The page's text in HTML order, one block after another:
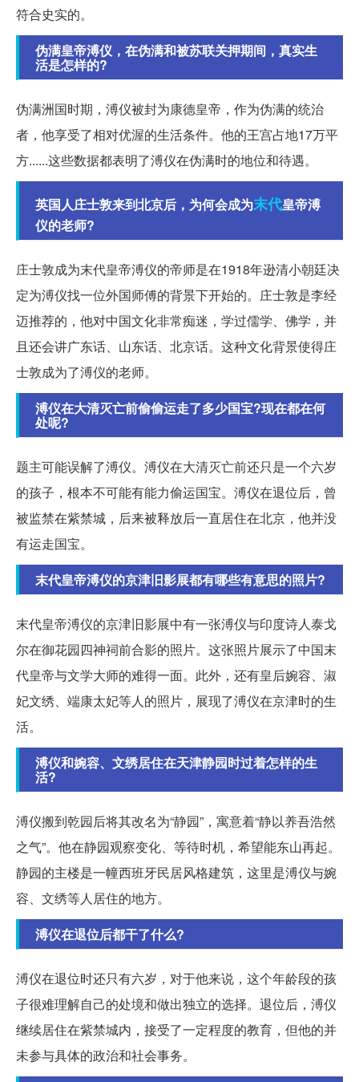
符合史实的。
伪满皇帝溥仪，在伪满和被苏联关押期间，真实生
活是怎样的?
伪满洲国时期，溥仪被封为康德皇帝，作为伪满的统治
者，他享受了相对优渥的生活条件。他的王宫占地17万平
方......这些数据都表明了溥仪在伪满时的地位和待遇。
英国人庄士敦来到北京后，为何会成为末代皇帝溥
仪的老师?
庄士敦成为末代皇帝溥仪的帝师是在1918年逊清小朝廷决
定为溥仪找一位外国师傅的背景下开始的。庄士敦是李经
迈推荐的，他对中国文化非常痴迷，学过儒学、佛学，并
且还会讲广东话、山东话、北京话。这种文化背景使得庄
士敦成为了溥仪的老师。
溥仪在大清灭亡前偷偷运走了多少国宝?现在都在何
处呢?
题主可能误解了溥仪。溥仪在大清灭亡前还只是一个六岁
的孩子，根本不可能有能力偷运国宝。溥仪在退位后，曾
被监禁在紫禁城，后来被释放后一直居住在北京，他并没
有运走国宝。
末代皇帝溥仪的京津旧影展都有哪些有意思的照片?
末代皇帝溥仪的京津旧影展中有一张溥仪与印度诗人泰戈
尔在御花园四神祠前合影的照片。这张照片展示了中国末
代皇帝与文学大师的难得一面。此外，还有皇后婉容、淑
妃文绣、端康太妃等人的照片，展现了溥仪在京津时的生
活。
溥仪和婉容、文绣居住在天津静园时过着怎样的生
活?
溥仪搬到乾园后将其改名为“静园”，寓意着“静以养吾浩然
之气”。他在静园观察变化、等待时机，希望能东山再起。
静园的主楼是一幢西班牙民居风格建筑，这里是溥仪与婉
容、文绣等人居住的地方。
溥仪在退位后都干了什么?
溥仪在退位时还只有六岁，对于他来说，这个年龄段的孩
子很难理解自己的处境和做出独立的选择。退位后，溥仪
继续居住在紫禁城内，接受了一定程度的教育，但他的并
未参与具体的政治和社会事务。